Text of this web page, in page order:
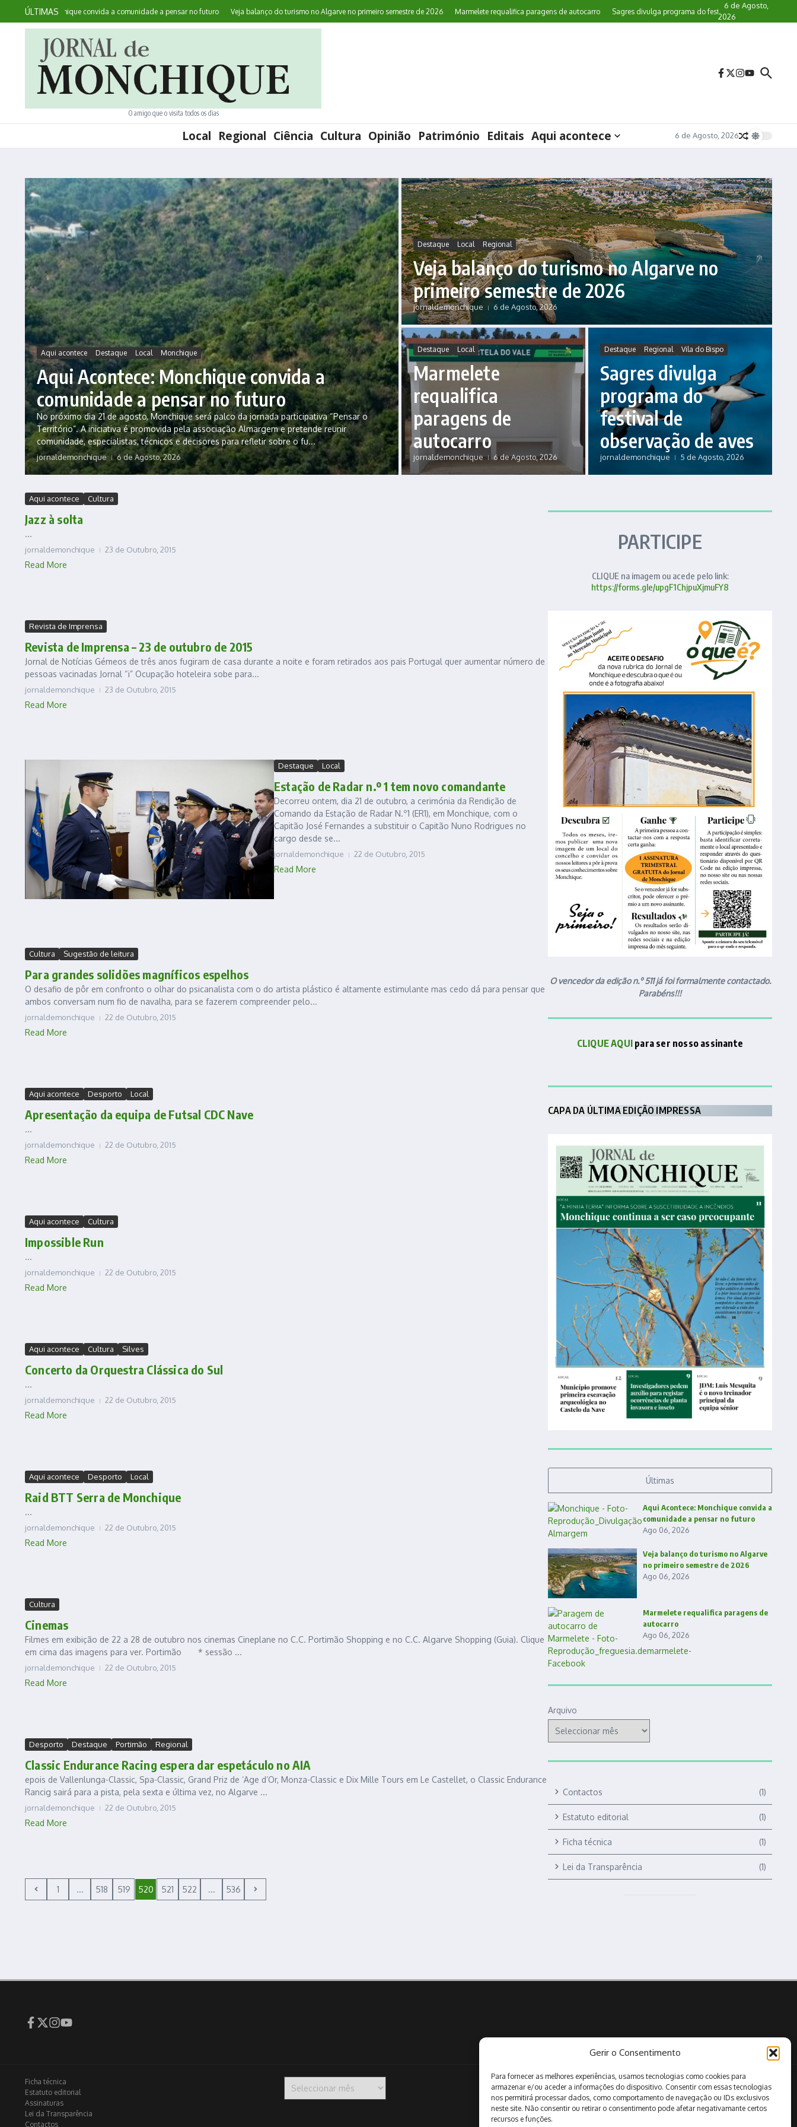
Gerir o Consentimento
Para fornecer as melhores experiências, usamos tecnologias como cookies para
armazenar e/ou aceder a informações do dispositivo. Consentir com essas tecnologias
nos permitirá processar dados, como comportamento de navegação ou IDs exclusivos
neste site. Não consentir ou retirar o consentimento pode afetar negativamante certos
recursos e funções.
Ir para o conteúdo
ÚLTIMAS
Monchique convida a comunidade a pensar no futuro Veja balanço do turismo no Algarve no primeiro semestre de 2026 Marmelete requalifica paragens de autocarro Sagres divulga programa do festival de observação de aves
6 de Agosto,
2026
O amigo que o visita todos os dias
Local Regional Ciência Cultura Opinião Património Editais Aqui acontece 6 de Agosto, 2026
Aqui acontece Destaque Local Monchique
Aqui Acontece: Monchique convida a
comunidade a pensar no futuro
No próximo dia 21 de agosto, Monchique será palco da jornada participativa “Pensar o
Território”. A iniciativa é promovida pela associação Almargem e pretende reunir
comunidade, especialistas, técnicos e decisores para refletir sobre o fu...
jornaldemonchique 6 de Agosto, 2026
Destaque Local Regional
Veja balanço do turismo no Algarve no
primeiro semestre de 2026
jornaldemonchique 6 de Agosto, 2026
Destaque Local
Marmelete
requalifica
paragens de
autocarro
jornaldemonchique 6 de Agosto, 2026
Destaque Regional Vila do Bispo
Sagres divulga
programa do
festival de
observação de aves
jornaldemonchique 5 de Agosto, 2026
Aqui acontece Cultura
Jazz à solta
...
jornaldemonchique 23 de Outubro, 2015
Read More
Revista de Imprensa
Revista de Imprensa – 23 de outubro de 2015
Jornal de Notícias Gémeos de três anos fugiram de casa durante a noite e foram retirados aos pais Portugal quer aumentar número de
pessoas vacinadas Jornal “i” Ocupação hoteleira sobe para...
jornaldemonchique 23 de Outubro, 2015
Read More
Destaque Local
Estação de Radar n.º 1 tem novo comandante
Decorreu ontem, dia 21 de outubro, a cerimónia da Rendição de
Comando da Estação de Radar N.º1 (ER1), em Monchique, com o
Capitão José Fernandes a substituir o Capitão Nuno Rodrigues no
cargo desde se...
jornaldemonchique 22 de Outubro, 2015
Read More
Cultura Sugestão de leitura
Para grandes solidões magníficos espelhos
O desafio de pôr em confronto o olhar do psicanalista com o do artista plástico é altamente estimulante mas cedo dá para pensar que
ambos conversam num fio de navalha, para se fazerem compreender pelo...
jornaldemonchique 22 de Outubro, 2015
Read More
Aqui acontece Desporto Local
Apresentação da equipa de Futsal CDC Nave
...
jornaldemonchique 22 de Outubro, 2015
Read More
Aqui acontece Cultura
Impossible Run
...
jornaldemonchique 22 de Outubro, 2015
Read More
Aqui acontece Cultura Silves
Concerto da Orquestra Clássica do Sul
...
jornaldemonchique 22 de Outubro, 2015
Read More
Aqui acontece Desporto Local
Raid BTT Serra de Monchique
...
jornaldemonchique 22 de Outubro, 2015
Read More
Cultura
Cinemas
Filmes em exibição de 22 a 28 de outubro nos cinemas Cineplane no C.C. Portimão Shopping e no C.C. Algarve Shopping (Guia). Clique
em cima das imagens para ver. Portimão * sessão ...
jornaldemonchique 22 de Outubro, 2015
Read More
Desporto Destaque Portimão Regional
Classic Endurance Racing espera dar espetáculo no AIA
epois de Vallenlunga-Classic, Spa-Classic, Grand Priz de ‘Age d’Or, Monza-Classic e Dix Mille Tours em Le Castellet, o Classic Endurance
Rancig sairá para a pista, pela sexta e última vez, no Algarve ...
jornaldemonchique 22 de Outubro, 2015
Read More
1 ... 518 519 520 521 522 ... 536
PARTICIPE
CLIQUE na imagem ou acede pelo link:
https://forms.gle/upgF1ChjpuXjmuFY8
O vencedor da edição n.º 511 já foi formalmente contactado.
Parabéns!!!
CLIQUE AQUI para ser nosso assinante
CAPA DA ÚLTIMA EDIÇÃO IMPRESSA
Últimas
Aqui Acontece: Monchique convida a
comunidade a pensar no futuro
Ago 06, 2026
Veja balanço do turismo no Algarve
no primeiro semestre de 2026
Ago 06, 2026
Marmelete requalifica paragens de
autocarro
Ago 06, 2026
Arquivo
Contactos (1)
Estatuto editorial (1)
Ficha técnica (1)
Lei da Transparência (1)
Ficha técnica
Estatuto editorial
Assinaturas
Lei da Transparência
Contactos
Pesquisar